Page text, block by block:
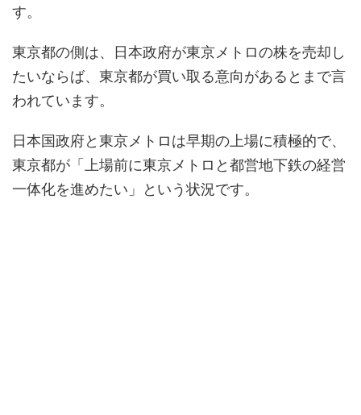
す。
東京都の側は、日本政府が東京メトロの株を売却し
たいならば、東京都が買い取る意向があるとまで言
われています。
日本国政府と東京メトロは早期の上場に積極的で、
東京都が「上場前に東京メトロと都営地下鉄の経営
一体化を進めたい」という状況です。